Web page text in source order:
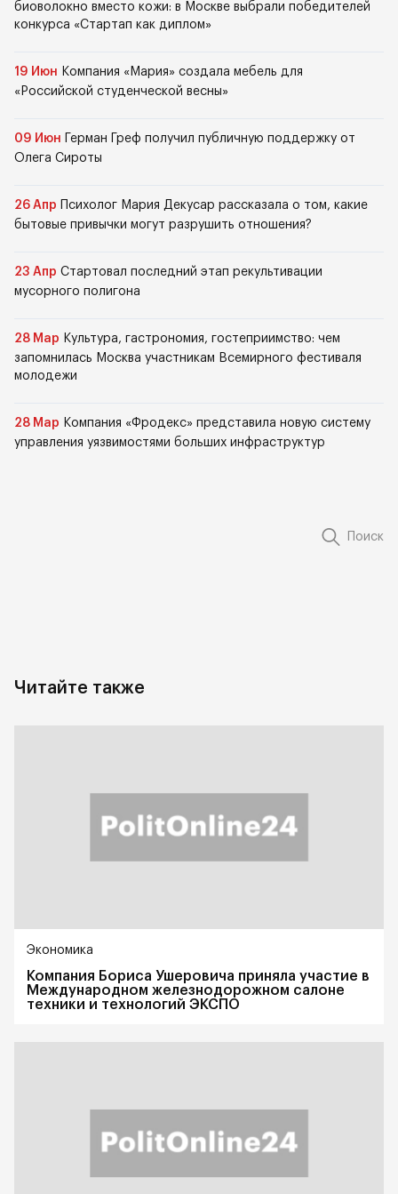
биоволокно вместо кожи: в Москве выбрали победителей
конкурса «Стартап как диплом»
19 Июн Компания «Мария» создала мебель для
«Российской студенческой весны»
09 Июн
Герман Греф получил публичную поддержку от
Олега Сироты
26 Апр
Психолог Мария Декусар рассказала о том, какие
бытовые привычки могут разрушить отношения?
23 Апр Стартовал последний этап рекультивации
мусорного полигона
28 Мар Культура, гастрономия, гостеприимство: чем
запомнилась Москва участникам Всемирного фестиваля
молодежи
28 Мар Компания «Фродекс» представила новую систему
управления уязвимостями больших инфраструктур
Поиск
Читайте также
Экономика
Компания Бориса Ушеровича приняла участие в
Международном железнодорожном салоне
техники и технологий ЭКСПО